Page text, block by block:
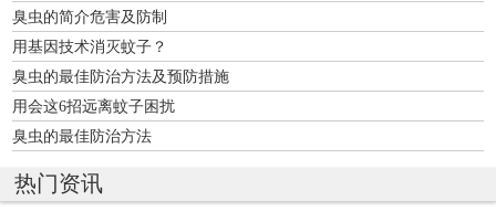
臭虫的简介危害及防制
用基因技术消灭蚊子？
臭虫的最佳防治方法及预防措施
用会这6招远离蚊子困扰
臭虫的最佳防治方法
热门资讯